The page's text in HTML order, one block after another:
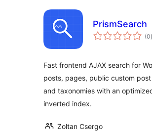
PrismSearch
(0)
Fast frontend AJAX search for
posts, pages, public custom
and taxonomies with an
inverted index.
Zoltan Csergo